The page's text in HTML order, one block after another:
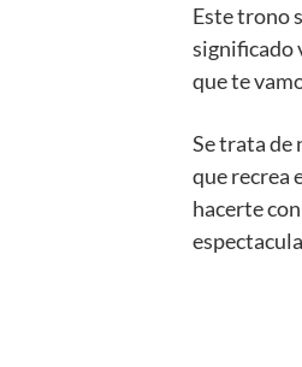
Este trono
significado
que te
Se trata de
que recrea
hacerte